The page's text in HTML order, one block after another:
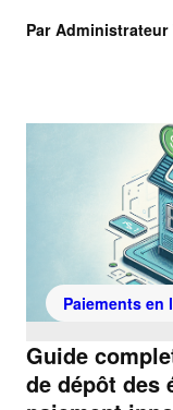
Par Administrateur
Paiements en
Guide
de dépôt des